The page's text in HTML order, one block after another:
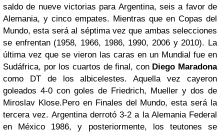
saldo de nueve victorias para Argentina, seis a favor de
Alemania, y cinco empates. Mientras que en Copas del
Mundo, esta será al séptima vez que ambas selecciones
se enfrentan (1958, 1966, 1986, 1990, 2006 y 2010). La
última vez que se vieron las caras en un Mundial fue en
Sudáfrica, por los cuartos de final, con Diego Maradona
como DT de los albicelestes. Aquella vez cayeron
goleados 4-0 con goles de Friedrich, Mueller y dos de
Miroslav Klose.Pero en Finales del Mundo, esta será la
tercera vez. Argentina derrotó 3-2 a la Alemania Federal
en México 1986, y posteriormente, los teutones se